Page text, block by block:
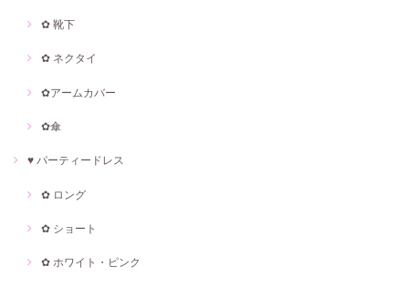
✿ 靴下
✿ ネクタイ
✿アームカバー
✿傘
♥ パーティードレス
✿ ロング
✿ ショート
✿ ホワイト・ピンク